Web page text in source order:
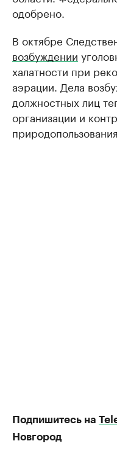
одобрено.
В октябре
возбуждении
халатности при
аэрации. Дела
должностных лиц
организации и
природопользования.
Подпишитесь на
Новгород